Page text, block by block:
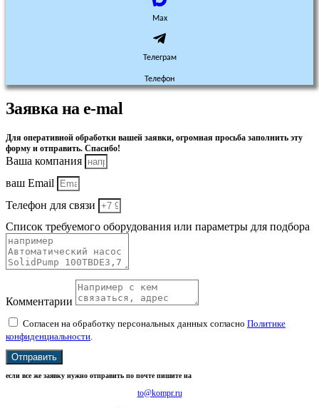
Max
Телеграм
Телефон
Заявка на e-mal
Для оперативной обработки вашей заявки, огромная просьба заполнить эту
форму и отправить. Спасибо!
Ваша компания
ваш Email
Телефон для связи
Список требуемого оборудования или параметры для подбора
Комментарии
Согласен на обработку персональных данных согласно Политике
конфиденциальности.
Отправить
если все же заявку нужно отправить по почте пишите на
to@kompr.ru